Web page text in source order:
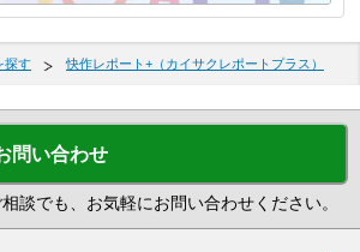
探す 快作レポート+（カイサクレポートプラス）
問い合わせ
談でも、お気軽にお問い合わせください。